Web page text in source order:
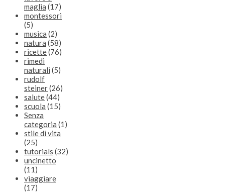
maglia (17)
montessori
(5)
musica (2)
natura (58)
ricette(76)
rimedi
naturali (5)
rudolf
steiner(26)
salute(44)
scuola (15)
Senza
categoria (1)
stile di vita
(25)
tutorials (32)
uncinetto
(11)
viaggiare
(17)